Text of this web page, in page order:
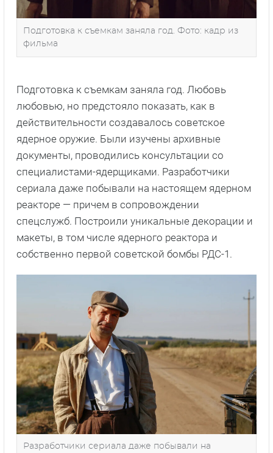
Подготовка к съемкам заняла год. Фото: кадр из
фильма
Подготовка к съемкам заняла год. Любовь
любовью, но предстояло показать, как в
действительности создавалось советское
ядерное оружие. Были изучены архивные
документы, проводились консультации со
специалистами-ядерщиками. Разработчики
сериала даже побывали на настоящем ядерном
реакторе — причем в сопровождении
спецслужб. Построили уникальные декорации и
макеты, в том числе ядерного реактора и
собственно первой советской бомбы РДС-1.
Разработчики сериала даже побывали на